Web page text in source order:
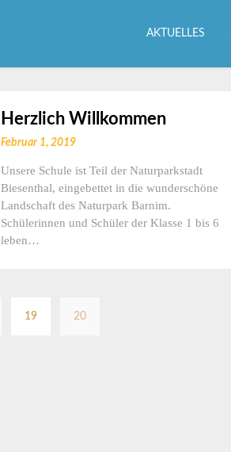
AKTUELLES
Herzlich Willkommen
Februar 1, 2019
Unsere Schule ist Teil der Naturparkstadt
Biesenthal, eingebettet in die wunderschöne
Landschaft des Naturpark Barnim.
Schülerinnen und Schüler der Klasse 1 bis 6
leben…
19 20